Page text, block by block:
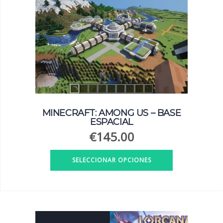
se
pueden
elegir
en
la
página
de
MINECRAFT: AMONG US – BASE
ESPACIAL
€145.00
SELECCIONAR OPCIONES
variantes.